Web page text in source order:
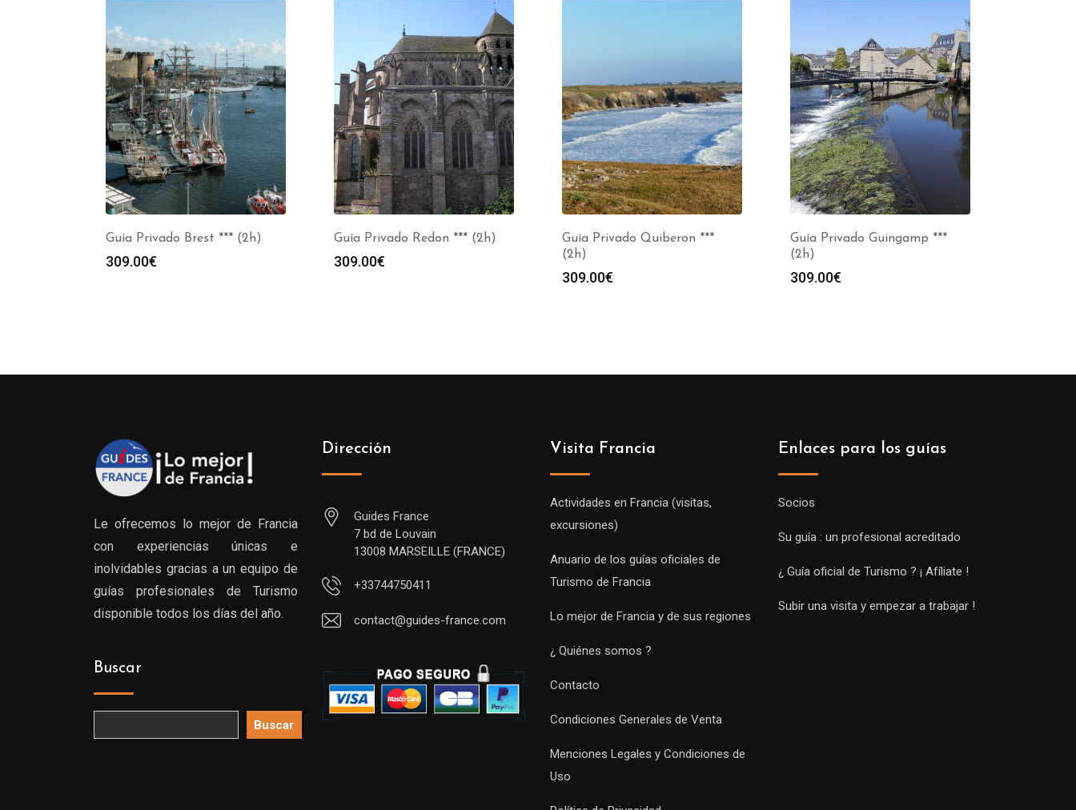
Guía Privado Brest *** (2h)
309.00€
Guía Privado Redon *** (2h)
309.00€
Guía Privado Quiberon ***
(2h)
309.00€
Guía Privado Guingamp ***
(2h)
309.00€
Le ofrecemos lo mejor de Francia
con experiencias únicas e
inolvidables gracias a un equipo de
guías profesionales de Turismo
disponible todos los días del año.
Buscar
Buscar
Dirección
Guides France
7 bd de Louvain
13008 MARSEILLE (FRANCE)
+33744750411
contact@guides-france.com
Visita Francia
Actividades en Francia (visitas,
excursiones)
Anuario de los guías oficiales de
Turismo de Francia
Lo mejor de Francia y de sus regiones
¿ Quiénes somos ?
Contacto
Condiciones Generales de Venta
Menciones Legales y Condiciones de
Uso
Enlaces para los guías
Socios
Su guía : un profesional acreditado
¿ Guía oficial de Turismo ? ¡ Afíliate !
Subir una visita y empezar a trabajar !